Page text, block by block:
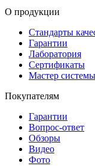
О продукции
Стандарты
Гарантии
Лаборатория
Сертификаты
Мастер системы
Покупателям
Гарантии
Вопрос-ответ
Обзоры
Видео
Фото